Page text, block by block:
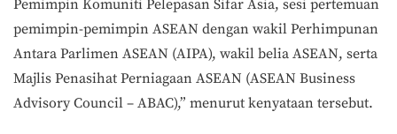
Pemimpin Komuniti Pelepasan Sifar Asia, sesi pertemuan
pemimpin-pemimpin ASEAN dengan wakil Perhimpunan
Antara Parlimen ASEAN (AIPA), wakil belia ASEAN, serta
Majlis Penasihat Perniagaan ASEAN (ASEAN Business
Advisory Council – ABAC),” menurut kenyataan tersebut.